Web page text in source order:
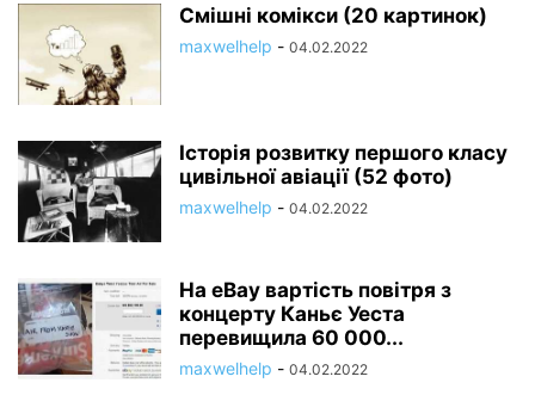
Смішні комікси (20 картинок)
maxwelhelp - 04.02.2022
Історія розвитку першого класу
цивільної авіації (52 фото)
maxwelhelp - 04.02.2022
На eBay вартість повітря з
концерту Каньє Уеста
перевищила 60 000...
maxwelhelp - 04.02.2022